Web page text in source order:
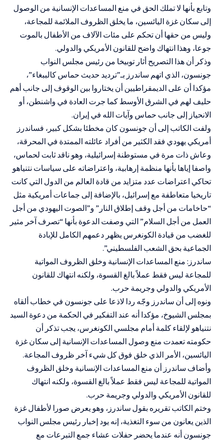
وتابع بأنها لا تملك الحق في منع المساعدات الإنسانية من الوصول
إلى سكان غزة اليائسين، ما يخلق الظروف الملائمة للمجاعة،
وليس من حقها أن تحكم على مئات الآلاف من الأطفال بالموت
جوعا، وهذا انتهاك واضح للقانون الأمريكي والدولي.
وذكر أن هذا التصريح أثار توبيخا من رئيس مجلس النواب
جونسون، الذي اتهم ساندرز بـ”ترديد حديث حماس كالببغاء”،
مؤكدا أن على الديمقراطيين أن يختاروا بين الوقوف إلى جانب أهم
حليف لهم في الشرق الأوسط كما جرت العادة في واشنطن، أو
الانحياز إلى جانب حماس وآيات الله في إيران.
ولفت الكاتب إلى أن جونسون كان مخطئا بشكل كبير، فساندرز
أمريكي يهودي فقد الكثير من أفراد عائلته الممتدة في المحرقة،
وعاش ذات مرة في مستوطنة إسرائيلية، وهو ناقد ثابت لحماس،
واصفا إياها بأنها منظمة إرهابية، واعتراضاته على سياسات نتنياهو
تحاكي اعتراضات عدد متزايد من قادة العالم من الدول التي كانت
تاريخيا متعاطفة مع إسرائيل، بالإضافة إلى جماعات أمريكية مثل
“حاخامات من أجل وقف إطلاق النار” و”الصوت اليهودي من أجل
العمل من أجل السلام” التي وصفت الدعوة بأنها “تصرف آخر مثير
للغضب من قيادة الكونغرس يظهر دعمهم الكامل للإبادة
الجماعية بحق الشعب الفلسطيني”.
ساندرز: منع المساعدات الإنسانية وخلق الظروف المواتية
للمجاعة ليس فقط عملاً بالغ القسوة، ولكنه انتهاك للقانون
الأمريكي والدولي وجريمة حرب.
ونوه إلى أن ساندرز وجّه ردا لاذعا على جونسون في خطاب ألقاه
بمجلس الشيوخ، مؤكدا أنه عند التفكير في الحكمة من دعوة السيد
نتنياهو لإلقاء كلمة أمام مجلسي الكونغرس، يجب تذكر أن
حكومته تعمدت منع وصول المساعدات الإنسانية إلى سكان غزة
اليائسين، الأمر الذي خلق فوق كل شيء آخر ظروف المجاعة.
وأضاف ساندرز أن منع المساعدات الإنسانية وخلق الظروف
المواتية للمجاعة ليس فقط عملاً بالغ القسوة، ولكنه انتهاك
للقانون الأمريكي والدولي وجريمة حرب.
وختم الكاتب تقريره بقول ساندرز، وهو يعرض صورا لأطفال غزة
الذين يعانون من سوء التغذية، إنه يود إخبار رئيس مجلس النواب
جونسون أنه عندما يحضر حفلات عشاء جمع التبرعات مع